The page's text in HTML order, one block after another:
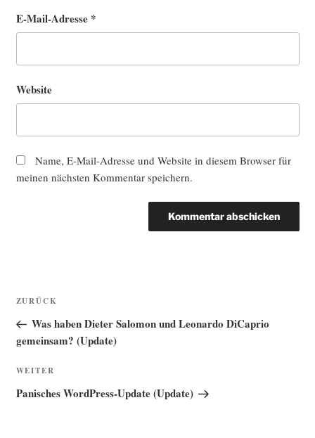
E-Mail-Adresse *
Website
Name, E-Mail-Adresse und Website in diesem Browser für
meinen nächsten Kommentar speichern.
Beitragsnavigation
Vorheriger
Beitrag
ZURÜCK
Was haben Dieter Salomon und Leonardo DiCaprio
gemeinsam? (Update)
Nächster
Beitrag
WEITER
Panisches WordPress-Update (Update)